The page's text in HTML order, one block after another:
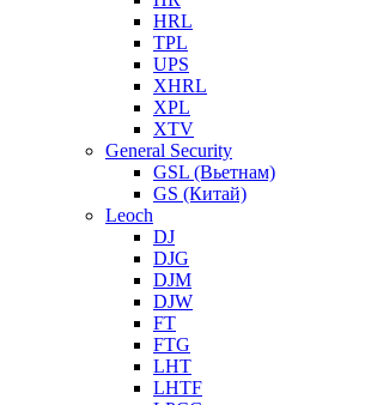
HRL
TPL
UPS
XHRL
XPL
XTV
General Security
GSL (Вьетнам)
GS (Китай)
Leoch
DJ
DJG
DJM
DJW
FT
FTG
LHT
LHTF